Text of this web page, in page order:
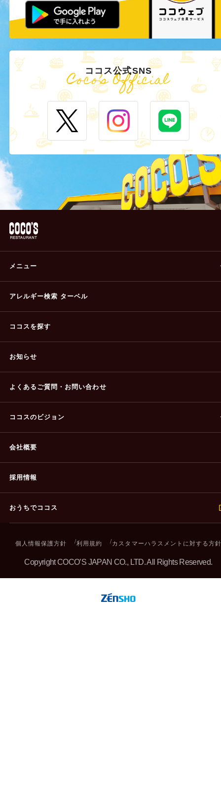
ココス公式SNS
Coco’s Official
メニュー
アレルギー検索 ターベル
ココスを探す
お知らせ
よくあるご質問・ お問い合わせ
ココスのビジョン
会社概要
採用情報
おうちでココス
個人情報保護方針 利用規約 カスタマーハラスメントに対する方針
Copyright COCO’S JAPAN CO., LTD. All Rights Reserved.